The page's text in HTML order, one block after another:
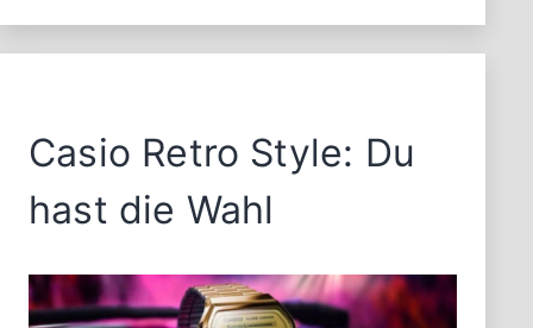
Casio Retro Style: Du
hast die Wahl